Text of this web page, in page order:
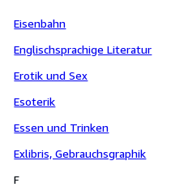
Eisenbahn
Englischsprachige Literatur
Erotik und Sex
Esoterik
Essen und Trinken
Exlibris, Gebrauchsgraphik
F